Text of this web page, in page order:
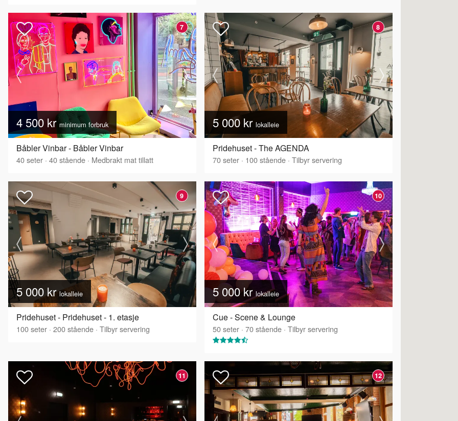
7
4 500 krminimum forbruk
Båbler Vinbar - Båbler Vinbar
40seter · 40stående · Medbrakt mat tillatt
8
5 000 kr lokalleie
Pridehuset - The AGENDA
70seter · 100stående · Tilbyr servering
9
5 000 krlokalleie
Pridehuset - Pridehuset - 1. etasje
100seter · 200stående · Tilbyr servering
10
5 000 kr lokalleie
Cue - Scene & Lounge
50seter · 70stående · Tilbyr servering
11 12